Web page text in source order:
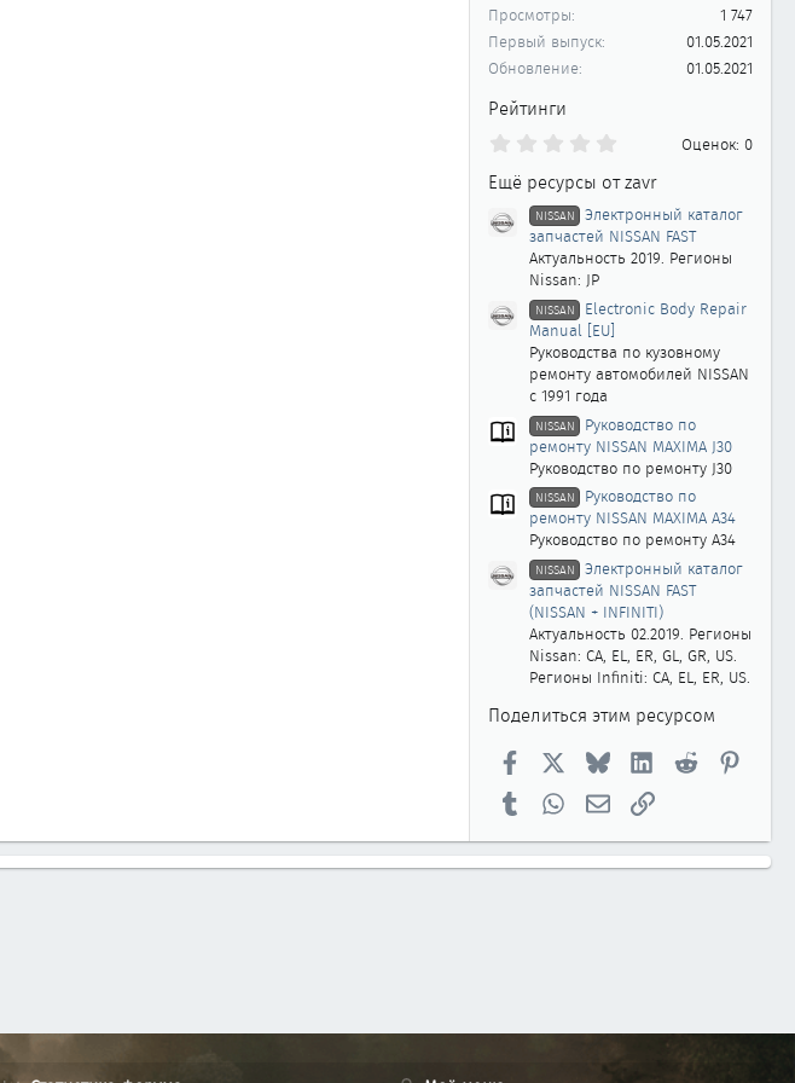
Просмотры
1 747
Первый выпуск
01.05.2021
Обновление
01.05.2021
Рейтинги
0
0
з
в
ё
з
Оценок: 0
Ещё ресурсы от zavr
NISSAN
Электронный каталог
запчастей NISSAN FAST
Актуальность 2019. Регионы
Nissan: JP
NISSAN
Electronic Body Repair
Manual [EU]
Руководства по кузовному
ремонту автомобилей NISSAN
с 1991 года
NISSAN
Руководство по
ремонту NISSAN MAXIMA J30
Руководство по ремонту J30
NISSAN
Руководство по
ремонту NISSAN MAXIMA A34
Руководство по ремонту A34
NISSAN
Электронный каталог
запчастей NISSAN FAST
(NISSAN + INFINITI)
Актуальность 02.2019. Регионы
Nissan: CA, EL, ER, GL, GR, US.
Регионы Infiniti: CA, EL, ER, US.
Поделиться этим ресурсом
Facebook Bluesky LinkedInReddit
Tumblr WhatsAppЭлектронная почта
Ссылка